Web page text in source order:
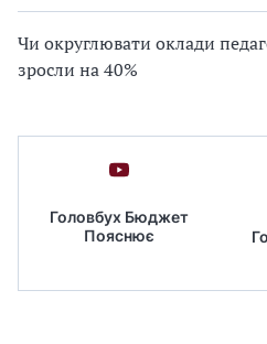
Чи округлювати оклади
зросли на 40%
Головбух Бюджет
Пояснює